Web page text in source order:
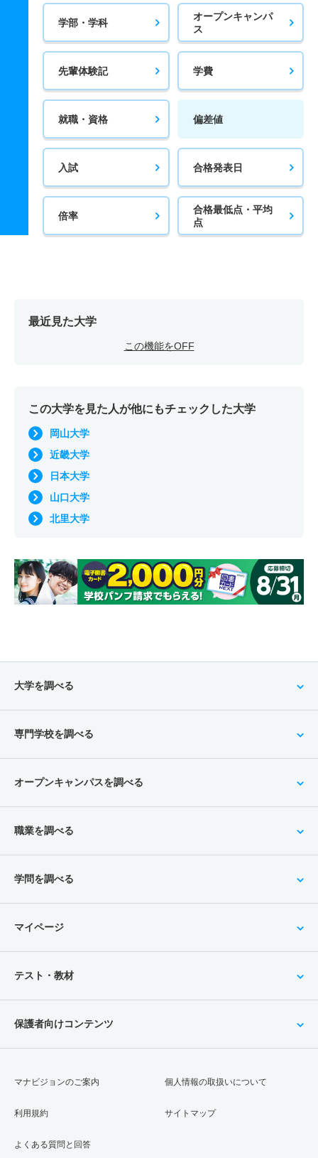
学部・学科
オープンキャンパ
ス
先輩体験記 学費
就職・資格 偏差値
入試 合格発表日
倍率
合格最低点・平均
点
最近見た大学
この機能をOFF
この大学を見た人が他にもチェックした大学
岡山大学
近畿大学
日本大学
山口大学
北里大学
大学を調べる
専門学校を調べる
オープンキャンパスを調べる
職業を調べる
学問を調べる
マイページ
テスト・教材
保護者向けコンテンツ
マナビジョンのご案内
利用規約
よくある質問と回答
個人情報の取扱いについて
サイトマップ